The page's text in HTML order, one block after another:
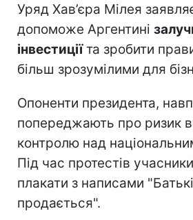
Уряд Хав’єра Мілея
допоможе Аргентині
інвестиціїта зробити
більш зрозумілими для
Опоненти президента,
попереджають про ризик
контролю над
Під час протестів
плакати з написами
продається".